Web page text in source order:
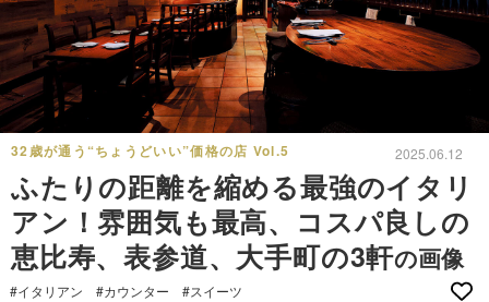
32歳が通う“ちょうどいい”価格の店 Vol.5 2025.06.12
ふたりの距離を縮める最強のイタリ
アン！雰囲気も最高、コスパ良しの
恵比寿、表参道、大手町の3軒の画像
#イタリアン #カウンター #スイーツ